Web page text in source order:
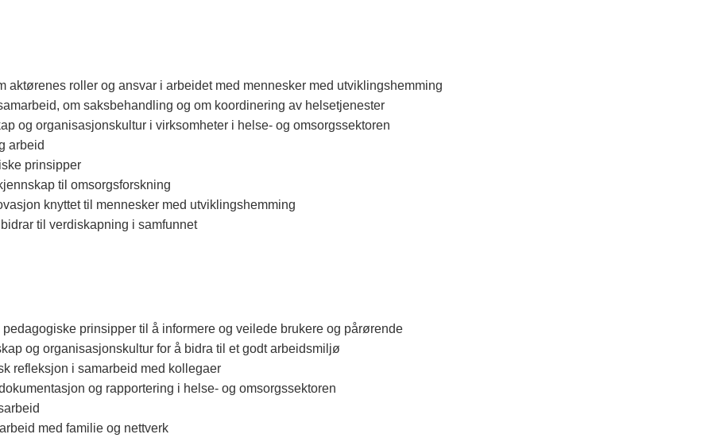
aktørenes roller og ansvar i arbeidet med mennesker med utviklingshemming
om saksbehandling og om koordinering av helsetjenester
og organisasjonskultur i virksomheter i helse- og omsorgssektoren
arbeid
prinsipper
til omsorgsforskning
knyttet til mennesker med utviklingshemming
til verdiskapning i samfunnet
prinsipper til å informere og veilede brukere og pårørende
og organisasjonskultur for å bidra til et godt arbeidsmiljø
refleksjon i samarbeid med kollegaer
og rapportering i helse- og omsorgssektoren
med familie og nettverk